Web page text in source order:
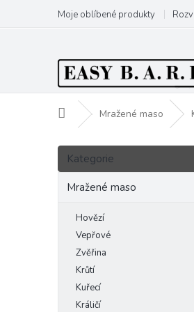
obsah
Moje oblíbené produkty
Domů Mražené maso
P
s
Přeskočit
kategorie
Kategorie
Mražené maso
Hovězí
Vepřové
Zvěřina
Krůtí
Kuřecí
Králičí